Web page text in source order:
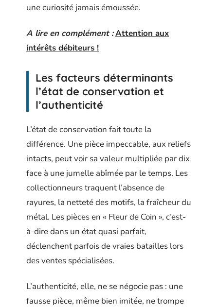
une curiosité jamais émoussée.
A lire en complément :Attention aux
intérêts débiteurs !
Les facteurs déterminants
l’état de conservation et
l’authenticité
L’état de conservation fait toute la
différence. Une pièce impeccable, aux reliefs
intacts, peut voir sa valeur multipliée par dix
face à une jumelle abîmée par le temps. Les
collectionneurs traquent l’absence de
rayures, la netteté des motifs, la fraîcheur du
métal. Les pièces en « Fleur de Coin », c’est-
à-dire dans un état quasi parfait,
déclenchent parfois de vraies batailles lors
des ventes spécialisées.
L’authenticité, elle, ne se négocie pas : une
fausse pièce, même bien imitée, ne trompe